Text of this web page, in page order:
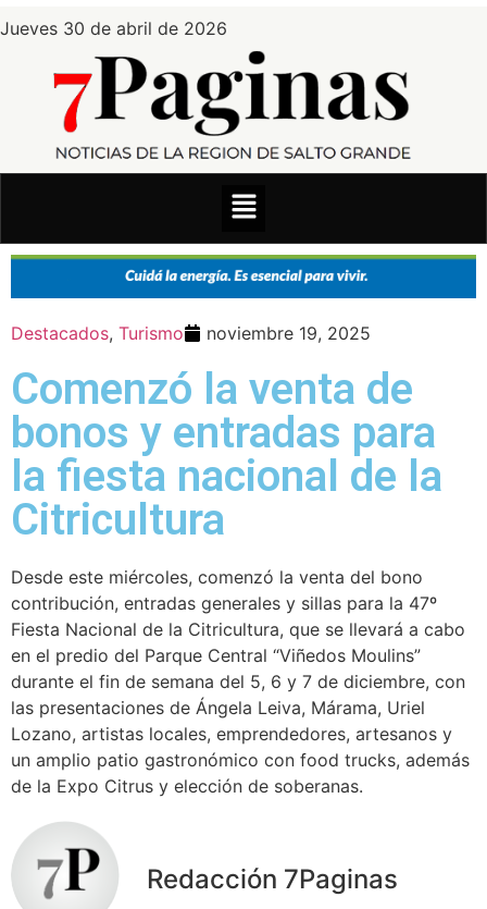
Jueves 30 de abril de 2026
Destacados, Turismo noviembre 19, 2025
Comenzó la venta de
bonos y entradas para
la fiesta nacional de la
Citricultura
Desde este miércoles, comenzó la venta del bono
contribución, entradas generales y sillas para la 47º
Fiesta Nacional de la Citricultura, que se llevará a cabo
en el predio del Parque Central “Viñedos Moulins”
durante el fin de semana del 5, 6 y 7 de diciembre, con
las presentaciones de Ángela Leiva, Márama, Uriel
Lozano, artistas locales, emprendedores, artesanos y
un amplio patio gastronómico con food trucks, además
de la Expo Citrus y elección de soberanas.
Redacción 7Paginas